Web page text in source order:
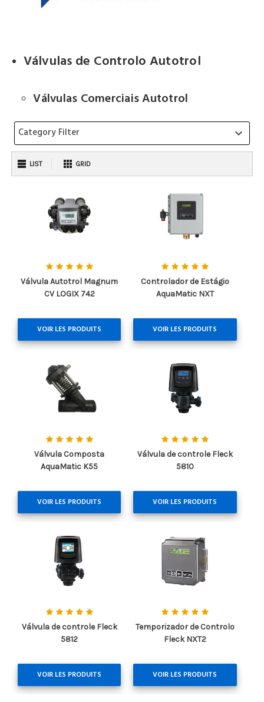
Válvulas de Controlo Autotrol
Válvulas Comerciais Autotrol
Category Filter keyboard_arrow_down
LIST GRID
Válvula Autotrol Magnum
CV LOGIX 742
VOIR LES PRODUITS
Controlador de Estágio
AquaMatic NXT
VOIR LES PRODUITS
Válvula Composta
AquaMatic K55
VOIR LES PRODUITS
Válvula de controle Fleck
5810
VOIR LES PRODUITS
Válvula de controle Fleck
5812
VOIR LES PRODUITS
Temporizador de Controlo
Fleck NXT2
VOIR LES PRODUITS